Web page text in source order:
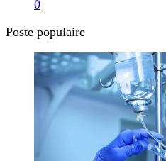
0
Poste populaire